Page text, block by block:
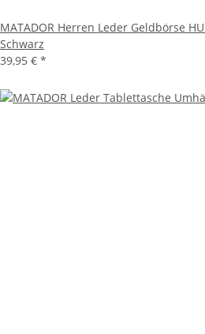
MATADOR Herren Leder Geldbörse
Schwarz
39,95 € *